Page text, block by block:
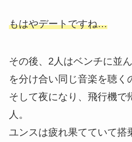
もはやデートですね…
その後、2人はベンチに並
を分け合い同じ音楽を聴く
そして夜になり、飛行機で
人。
ユンスは疲れ果てていて搭